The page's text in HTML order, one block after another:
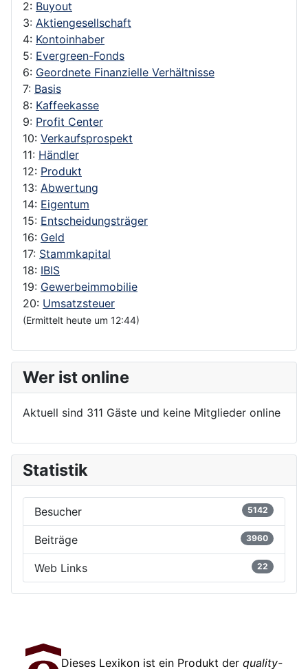
2: Buyout
3: Aktiengesellschaft
4: Kontoinhaber
5: Evergreen-Fonds
6: Geordnete Finanzielle Verhältnisse
7: Basis
8: Kaffeekasse
9: Profit Center
10: Verkaufsprospekt
11: Händler
12: Produkt
13: Abwertung
14: Eigentum
15: Entscheidungsträger
16: Geld
17: Stammkapital
18: IBIS
19: Gewerbeimmobilie
20: Umsatzsteuer
(Ermittelt heute um 12:44)
Wer ist online
Aktuell sind 311 Gäste und keine Mitglieder online
Statistik
Besucher 5142
Beiträge 3960
Web Links 22
Dieses Lexikon ist ein Produkt der quality-